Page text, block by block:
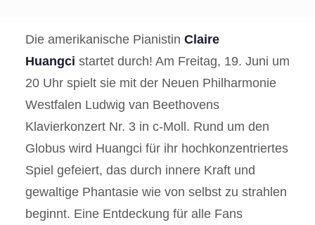
Die amerikanische Pianistin Claire
Huangci startet durch! Am Freitag, 19. Juni um
20 Uhr spielt sie mit der Neuen Philharmonie
Westfalen Ludwig van Beethovens
Klavierkonzert Nr. 3 in c-Moll. Rund um den
Globus wird Huangci für ihr hochkonzentriertes
Spiel gefeiert, das durch innere Kraft und
gewaltige Phantasie wie von selbst zu strahlen
beginnt. Eine Entdeckung für alle Fans